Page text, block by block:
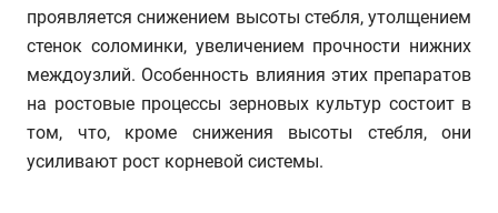
проявляется снижением высоты стебля, утолщением
стенок соломинки, увеличением прочности нижних
междоузлий. Особенность влияния этих препаратов
на ростовые процессы зерновых культур состоит в
том, что, кроме снижения высоты стебля, они
усиливают рост корневой системы.